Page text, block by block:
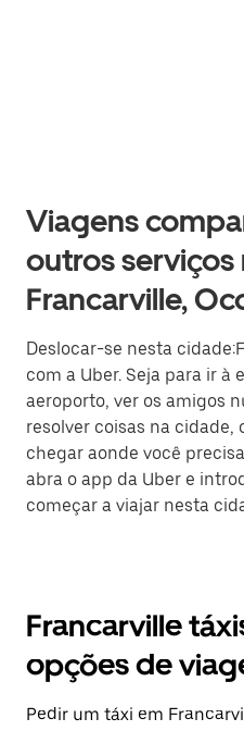
Viagens
outros serviços
Francarville,
Deslocar-se nesta
com a Uber. Seja para ir à
aeroporto, ver os amigos
resolver coisas na cidade,
chegar aonde você
abra o app da Uber e
começar a viajar nesta
Francarville
opções de
Pedir um táxi em